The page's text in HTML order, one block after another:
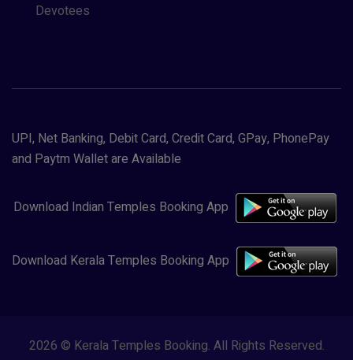
Devotees
UPI, Net Banking, Debit Card, Credit Card, GPay, PhonePay
and Paytm Wallet are Available
Download Indian Temples Booking App
Download Kerala Temples Booking App
2026 © Kerala Temples Booking. All Rights Reserved.